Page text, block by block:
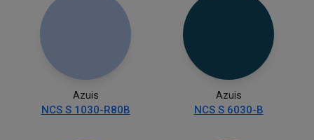
Azuis
NCS S 1030-R80B
Azuis
NCS S 6030-B